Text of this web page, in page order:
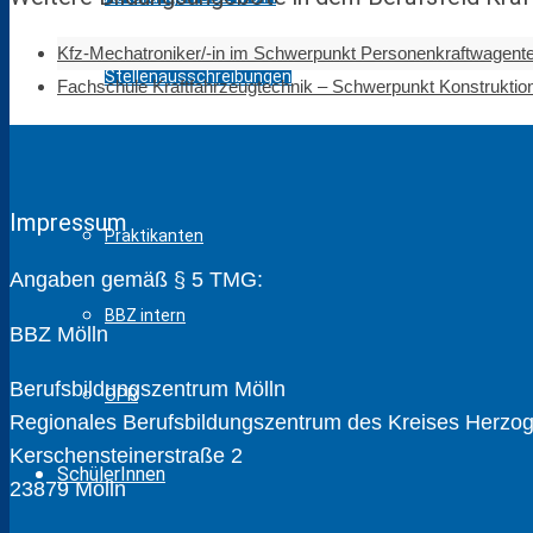
Stellenausschreibungen
Praktikanten
BBZ intern
ÖPR
SchülerInnen
Kfz-Mechatroniker/-in im Schwerpunkt
Fachschule Kraftfahrzeugtechnik – Schwerpunkt
Impressum
Angaben gemäß § 5 TMG:
BBZ Mölln
Berufsbildungszentrum Mölln
Regionales Berufsbildungszentrum des Kreises
Kerschensteinerstraße 2
23879 Mölln